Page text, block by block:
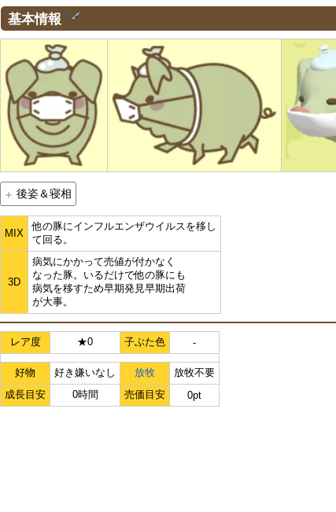
基本情報 †
後姿＆寝相
MIX
他の豚にインフルエンザウイルスを移し
て回る。
3D
病気にかかって売値が付かなく
なった豚。いるだけで他の豚にも
病気を移すため早期発見早期出荷
が大事。
レア度 ★0 子ぶた色 -
好物 好き嫌いなし 放牧
放牧不要
成長目安
0時間 売価目安 0pt